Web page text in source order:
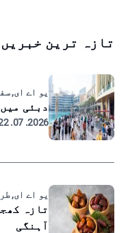
تازہ ترین خبریں
یو اے ای,
دبئی
2026. 07. 22
یو اے ای,
تازہ
آہنگی